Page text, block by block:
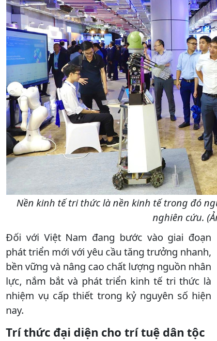
Nền kinh tế tri thức là nền kinh tế trong đó
nghiên cứu.
Đối với Việt Nam đang bước vào giai đoạn
phát triển mới với yêu cầu tăng trưởng nhanh,
bền vững và nâng cao chất lượng nguồn nhân
lực, nắm bắt và phát triển kinh tế tri thức là
nhiệm vụ cấp thiết trong kỷ nguyên số hiện
nay.
Trí thức đại diện cho trí tuệ dân tộc